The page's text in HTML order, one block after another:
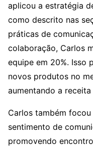
aplicou a estratégia
como descrito nas
práticas de
colaboração, Carlos
equipe em 20%. Isso
novos produtos no
aumentando a receita
Carlos também
sentimento de
promovendo